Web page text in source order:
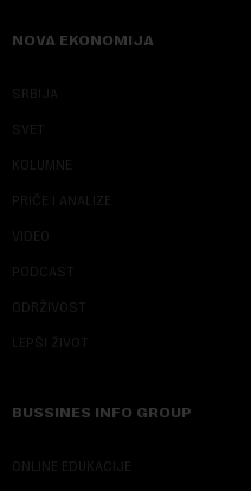
NOVA EKONOMIJA
SRBIJA
SVET
KOLUMNE
PRIČE I ANALIZE
VIDEO
PODCAST
ODRŽIVOST
LEPŠI ŽIVOT
BUSSINES INFO GROUP
ONLINE EDUKACIJE